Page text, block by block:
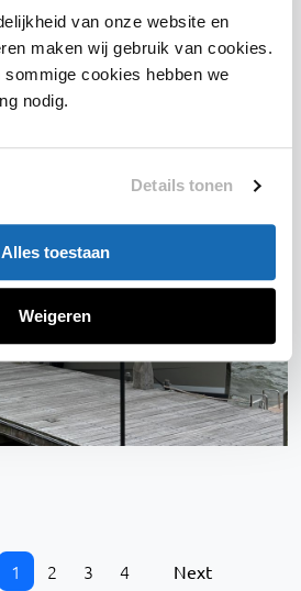
van onze website en
maken wij gebruik van cookies.
cookies hebben we
nodig.
Details tonen
Alles toestaan
Weigeren
1 2 3 4 Next